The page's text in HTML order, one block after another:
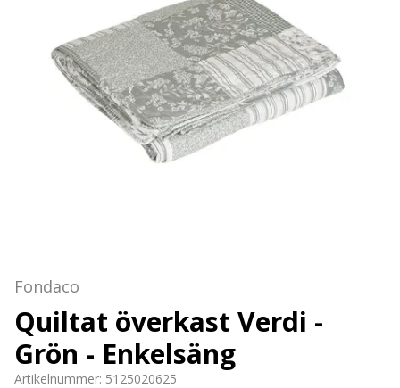
Fondaco
Quiltat överkast Verdi -
Grön - Enkelsäng
Artikelnummer: 5125020625